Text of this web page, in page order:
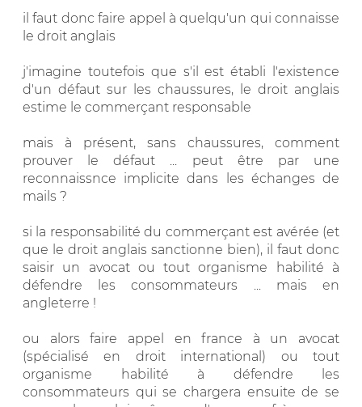
il faut donc faire appel à quelqu'un qui connaisse
le droit anglais
j'imagine toutefois que s'il est établi l'existence
d'un défaut sur les chaussures, le droit anglais
estime le commerçant responsable
mais à présent, sans chaussures, comment
prouver le défaut ... peut être par une
reconnaissnce implicite dans les échanges de
mails ?
si la responsabilité du commerçant est avérée (et
que le droit anglais sanctionne bien), il faut donc
saisir un avocat ou tout organisme habilité à
défendre les consommateurs ... mais en
angleterre !
ou alors faire appel en france à un avocat
(spécialisé en droit international) ou tout
organisme habilité à défendre les
consommateurs qui se chargera ensuite de se